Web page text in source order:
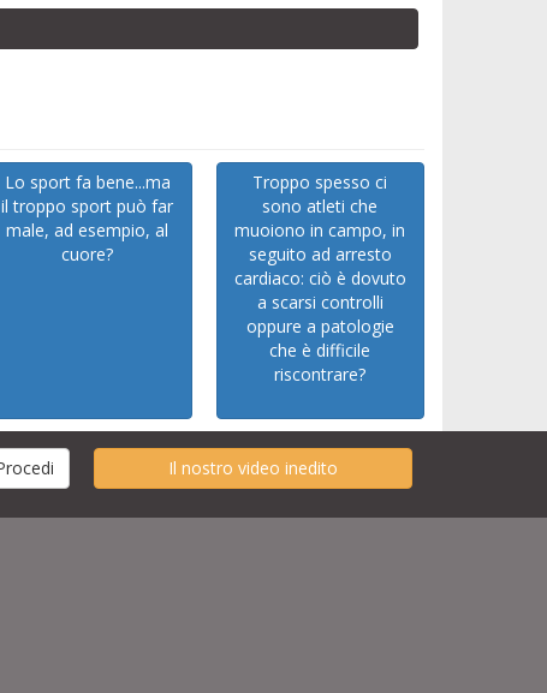
Lo sport fa bene...ma
il troppo sport può far
male, ad esempio, al
cuore?
Troppo spesso ci
sono atleti che
muoiono in campo, in
seguito ad arresto
cardiaco: ciò è dovuto
a scarsi controlli
oppure a patologie
che è difficile
riscontrare?
Il nostro video inedito